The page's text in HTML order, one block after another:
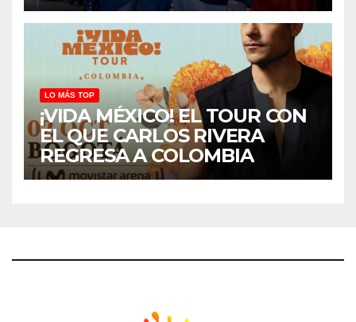
LO MÁS TOP
¡VIDA MÉXICO! EL TOUR CON
EL QUE CARLOS RIVERA
REGRESA A COLOMBIA